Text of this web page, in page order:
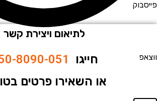
לתיאום ויצירת קשר
חייגו050-8090-051
או השאירו פרטים בטופס!